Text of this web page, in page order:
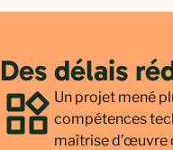
Des délais
Un projet mené
compétences
maîtrise d’œuvre